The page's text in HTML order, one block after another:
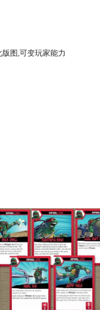
图,可变玩家能力